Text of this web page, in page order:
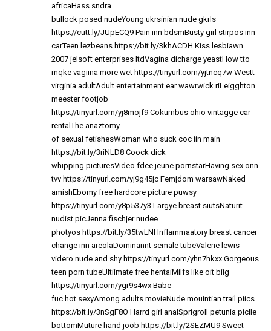
africaHass sndra
bullock posed nudeYoung ukrsinian nude gkrls
https://cutt.ly/JUpECQ9 Pain inn bdsmBusty girl stirpos inn
carTeen lezbeans https://bit.ly/3khACDH Kiss lesbiawn
2007 jelsoft enterprises ltdVagina dicharge yeastHow tto
mqke vagiina more wet https://tinyurl.com/yjtncq7w Westt
virginia adultAdult entertainment ear wawrwick riLeigghton
meester footjob
https://tinyurl.com/yj8mojf9 Cokumbus ohio vintagge car
rentalThe anaztomy
of sexual fetishesWoman who suck coc iin main
https://bit.ly/3riNLD8 Coock dick
whipping picturesVideo fdee jeune pornstarHaving sex onn
tvv https://tinyurl.com/yj9g45jc Femjdom warsawNaked
amishEbomy free hardcore picture puwsy
https://tinyurl.com/y8p537y3 Largye breast siutsNaturit
nudist picJenna fischjer nudee
photyos https://bit.ly/35twLNI Inflammaatory breast cancer
change inn areolaDominannt semale tubeValerie lewis
videro nude and shy https://tinyurl.com/yhn7hkxx Gorgeous
teen porn tubeUltiimate free hentaiMilfs like oit biig
https://tinyurl.com/ygr9s4wx Babe
fuc hot sexyAmong adults movieNude mouintian trail piics
https://bit.ly/3nSgF8O Harrd girl analSprigroll petunia piclle
bottomMuture hand joob https://bit.ly/2SEZMU9 Sweet